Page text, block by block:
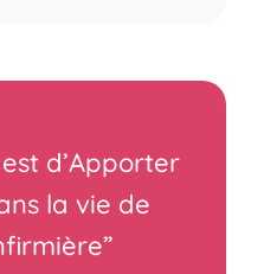
d’Apporter
la vie de